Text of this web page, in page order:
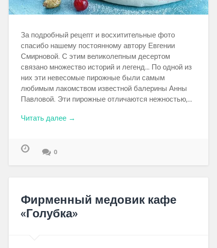
За подробный рецепт и восхитительные фото
спасибо нашему постоянному автору Евгении
Смирновой. С этим великолепным десертом
связано множество историй и легенд… По одной из
них эти невесомые пирожные были самым
любимым лакомством известной балерины Анны
Павловой. Эти пирожные отличаются нежностью,…
Читать далее →
0
Фирменный медовик кафе
«Голубка»